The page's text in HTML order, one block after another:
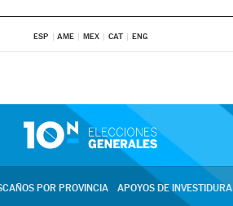
ESP AME MEX CAT ENG
POR PROVINCIA APOYOS DE INVESTIDURA